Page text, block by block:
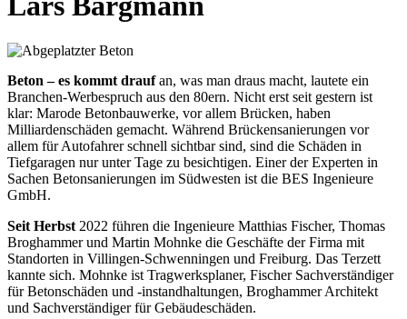
Beton–es kommt draufan, was man draus macht, lautete ein
Branchen-Werbespruch aus den 80ern. Nicht erst seit gestern ist
klar: Marode Betonbauwerke, vor allem Brücken, haben
Milliardenschäden gemacht. Während Brückensanierungen vor
allem für Autofahrer schnell sichtbar sind, sind die Schäden in
Tiefgaragen nur unterTage zu besichtigen. Einer der Experten in
Sachen Betonsanierungen im Südwesten ist die BES Ingenieure
GmbH.
Seit Herbst 2022 führen die Ingenieure Matthias Fischer, Thomas
Broghammerund Martin Mohnke die Geschäfte derFirma mit
Standorten in Villingen-Schwenningen und Freiburg. Das Terzett
kannte sich. Mohnke ist Tragwerksplaner, Fischer Sachverständiger
für Betonschäden und -instandhaltungen, Broghammer Architekt
und Sachverständiger für Gebäudeschäden.